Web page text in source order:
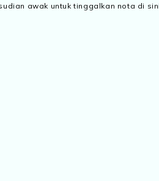
awak untuk tinggalkan nota di